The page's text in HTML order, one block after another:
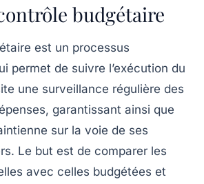
budgétaire
est un processus
permet de suivre l’exécution du
une surveillance régulière des
garantissant ainsi que
sur la voie de ses
Le but est de comparer les
avec celles budgétées et